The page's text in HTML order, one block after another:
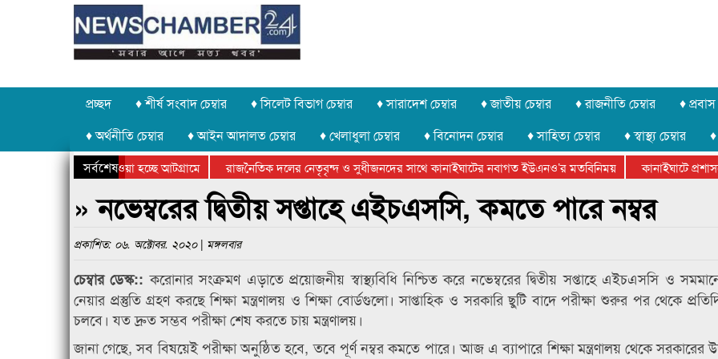
প্রচ্ছদ ♦ শীর্ষ সংবাদ চেম্বার ♦ সিলেট বিভাগ চেম্বার ♦ সারাদেশ চেম্বার ♦ জাতীয় চেম্বার ♦ রাজনীতি চেম্বার ♦ প্রবাস
♦ অর্থনীতি চেম্বার
♦ আইন আদালত চেম্বার ♦ খেলাধুলা চেম্বার ♦ বিনোদন চেম্বার ♦ সাহিত্য চেম্বার ♦ স্বাস্থ্য চেম্বার
সর্বশেষ
চুরি করে নিয়ে যাওয়া হচ্ছে আটগ্রামে রাজনৈতিক দলের নেতৃবৃন্দ ও সুধীজনদের সাথে কানাইঘাটের নবাগত ইউএনও’র মতবিনিময় কানাইঘাটে
সিলেটে বাংলাদেশ গ্রুপ থিয়েটার ফেডারেশানের বিভাগীয় অভিনয় কর্মশালা সম্পন্ন
» নভেম্বরের দ্বিতীয় সপ্তাহে এইচএসসি, কমতে পারে নম্বর
প্রকাশিত: ০৬. অক্টোবর. ২০২০ | মঙ্গলবার
চেম্বার ডেস্ক::করোনার সংক্রমণ এড়াতে প্রয়োজনীয় স্বাস্থ্যবিধি নিশ্চিত করে নভেম্বরের দ্বিতীয় সপ্তাহে এইচএসসি ও
নেয়ার প্রস্তুতি গ্রহণ করছে শিক্ষা মন্ত্রণালয় ও শিক্ষা বোর্ডগুলো। সাপ্তাহিক ও সরকারি ছুটি বাদে পরীক্ষা শুরুর পর থেকে
চলবে। যত দ্রুত সম্ভব পরীক্ষা শেষ করতে চায় মন্ত্রণালয়।
জানা গেছে, সব বিষয়েই পরীক্ষা অনুষ্ঠিত হবে, তবে পূর্ণ নম্বর কমতে পারে। আজ এ ব্যাপারে শিক্ষা মন্ত্রণালয় থেকে সরকারের